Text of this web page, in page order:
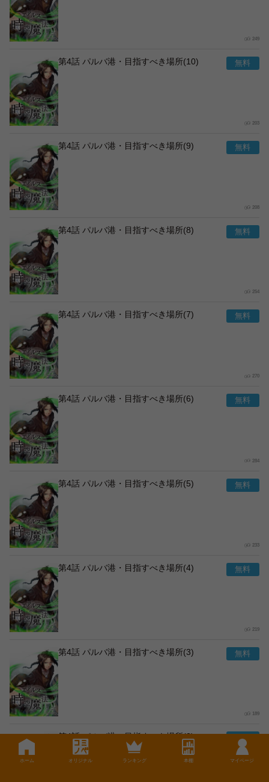
249
第4話 パルバ港・目指すべき場所(10)
203
第4話 パルバ港・目指すべき場所(9)
208
第4話 パルバ港・目指すべき場所(8)
254
第4話 パルバ港・目指すべき場所(7)
270
第4話 パルバ港・目指すべき場所(6)
284
第4話 パルバ港・目指すべき場所(5)
233
第4話 パルバ港・目指すべき場所(4)
219
第4話 パルバ港・目指すべき場所(3)
189
第4話 パルバ港・目指すべき場所(2)
ホーム オリジナル ランキング 本棚 マイページ